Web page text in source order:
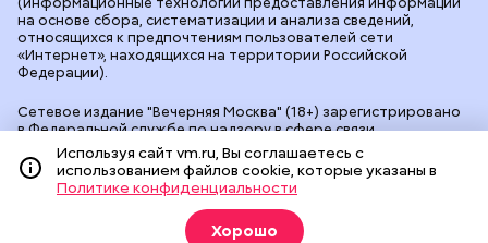
Сетевое издание "Вечерняя Москва" (18+) зарегистрировано
в Федеральной службе по надзору в сфере связи,
информационных технологий и массовых коммуникаций
(Роскомнадзор). Свидетельство о регистрации ЭЛ № ФС 77 -
90524 от 09.12.2025. Учредитель: АО "Редакция газеты
"Вечерняя Москва". Главный редакторvm.ru
Геннадьевич Глуходедов. Адрес редакции: 127015, г.Москва,
Бумажный пр-д, д. 14, стр. 2. Телефон:
+7(499)557-04-24
на основе сбора, систематизации и анализа сведений,
относящихся к предпочтениям пользователей сети
«Интернет», находящихся на территории Российской
Федерации).
Используя сайт vm.ru, Вы соглашаетесь с
использованием файлов cookie, которые указаны в
Политике конфиденциальности
Хорошо